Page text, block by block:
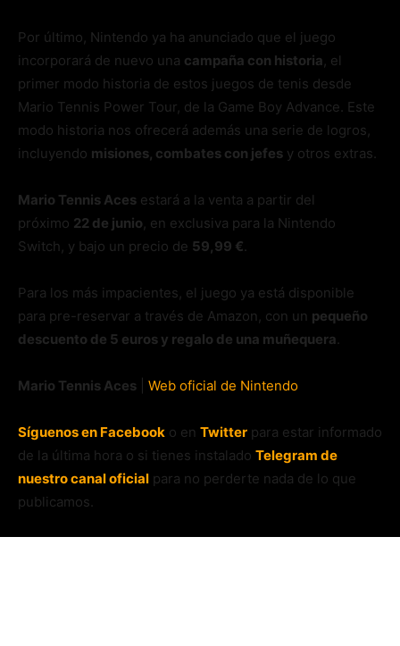
Por último, Nintendo ya ha anunciado que el juego
incorporará de nuevo una campaña con historia, el
primer modo historia de estos juegos de tenis desde
Mario Tennis Power Tour, de la Game Boy Advance. Este
modo historia nos ofrecerá además una serie de logros,
incluyendo misiones, combates con jefes y otros extras.
Mario Tennis Aces estará a la venta a partir del
próximo 22 de junio, en exclusiva para la Nintendo
Switch, y bajo un precio de 59,99 €.
Para los más impacientes, el juego ya está disponible
para pre-reservar a través de Amazon, con un pequeño
descuento de 5 euros y regalo de una muñequera.
Mario Tennis Aces Web oficial de Nintendo
Síguenos en Facebook o en Twitter para estar informado
de la última hora o si tienes instalado Telegram de
nuestro canal oficial para no perderte nada de lo que
publicamos.